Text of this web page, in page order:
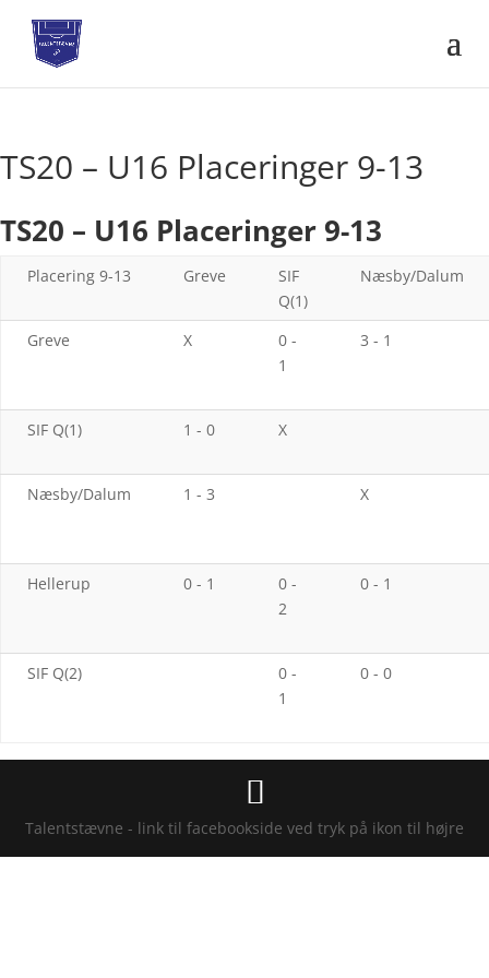
TS20 – U16 Placeringer 9-13
TS20 – U16 Placeringer 9-13
Placering 9-13 Greve
SIF
Q(1)
Næsby/Dalum
Greve X
0 -
1
3 - 1
SIF Q(1) 1 - 0 X
Næsby/Dalum 1 - 3 X
Hellerup 0 - 1
0 -
2
0 - 1
SIF Q(2)
0 -
1
0 - 0
Talentstævne - link til facebookside ved tryk på ikon til højre